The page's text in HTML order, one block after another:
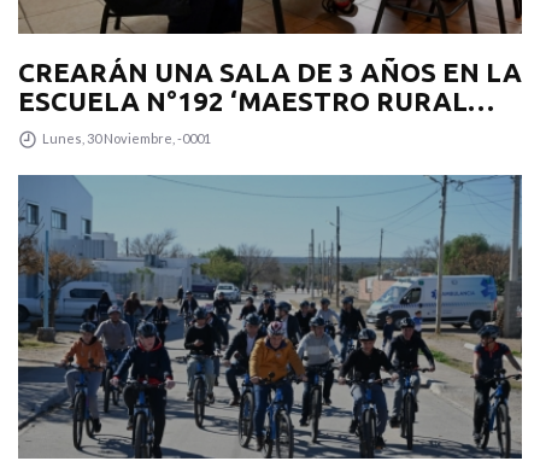
CREARÁN UNA SALA DE 3 AÑOS EN LA
ESCUELA N°192 ‘MAESTRO RURAL
PUNTANO’
Lunes, 30 Noviembre, -0001